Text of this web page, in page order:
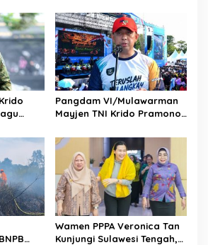
Pangdam VI/Mulawarman
Mayjen TNI Krido Pramono
“Teruslah Melangkah”
Wamen PPPA Veronica Tan
Kunjungi Sulawesi Tengah,